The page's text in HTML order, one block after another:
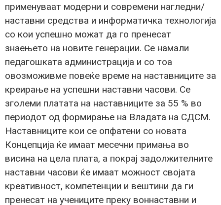
применуваат модерни и современи нагледни/
наставни средства и информатичка технологија
со кои успешно можат да го пренесат
знаењето на новите генерации. Се намали
педагошката администрација и со тоа
овозможивме повеќе време на наставниците за
креирање на успешни наставни часови. Се
зголеми платата на наставниците за 55 % во
периодот од формирање на Владата на СДСМ.
Наставниците кои се опфатени со новата
Концепција ќе имаат месечни примања во
висина на цела плата, а покрај задолжителните
наставни часови ќе имаат можност својата
креативност, компетенции и вештини да ги
пренесат на учениците преку воннаставни и